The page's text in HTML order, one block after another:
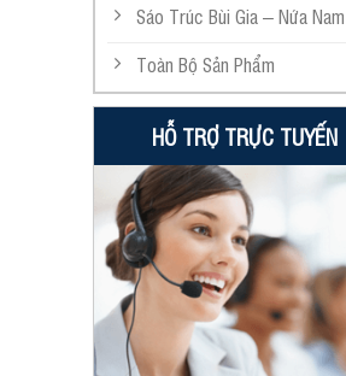
Sáo Trúc Bùi Gia – Nứa Nam
Toàn Bộ Sản Phẩm
HỖ TRỢ TRỰC TUYẾN